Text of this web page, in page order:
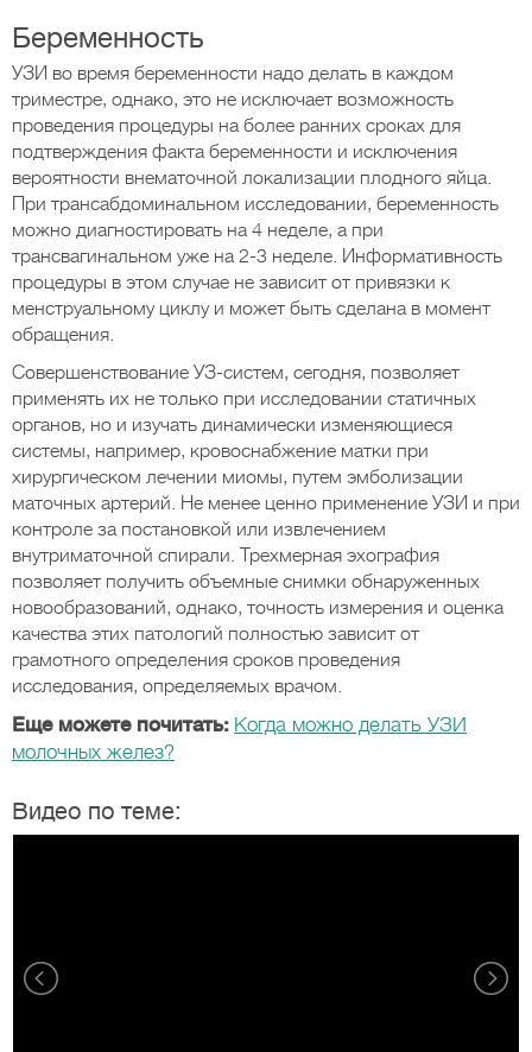
Беременность
УЗИ во время беременности надо делать в каждом
триместре, однако, это не исключает возможность
проведения процедуры на более ранних сроках для
подтверждения факта беременности и исключения
вероятности внематочной локализации плодного яйца.
При трансабдоминальном исследовании, беременность
можно диагностировать на 4 неделе, а при
трансвагинальном уже на 2-3 неделе. Информативность
процедуры в этом случае не зависит от привязки к
менструальному циклу и может быть сделана в момент
обращения.
Совершенствование УЗ-систем, сегодня, позволяет
применять их не только при исследовании статичных
органов, но и изучать динамически изменяющиеся
системы, например, кровоснабжение матки при
хирургическом лечении миомы, путем эмболизации
маточных артерий. Не менее ценно применение УЗИ и при
контроле за постановкой или извлечением
внутриматочной спирали. Трехмерная эхография
позволяет получить объемные снимки обнаруженных
новообразований, однако, точность измерения и оценка
качества этих патологий полностью зависит от
грамотного определения сроков проведения
исследования, определяемых врачом.
Еще можете почитать: Когда можно делать УЗИ
молочных желез?
Видео по теме: